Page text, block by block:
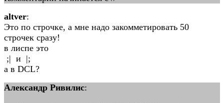
altver:
Это по строчке, а мне надо закомметировать 50
строчек сразу!
в лиспе это
;| и |;
а в DCL?
Александр Ривилис: